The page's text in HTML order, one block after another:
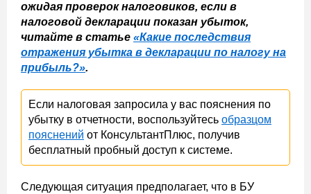
ожидая проверок налоговиков, если в
налоговой декларации показан убыток,
читайте в статье «Какие последствия
отражения убытка в декларации по налогу на
прибыль?».
Если налоговая запросила у вас пояснения по
убытку в отчетности, воспользуйтесь образцом
пояснений от КонсультантПлюс, получив
бесплатный пробный доступ к системе.
Следующая ситуация предполагает, что в БУ